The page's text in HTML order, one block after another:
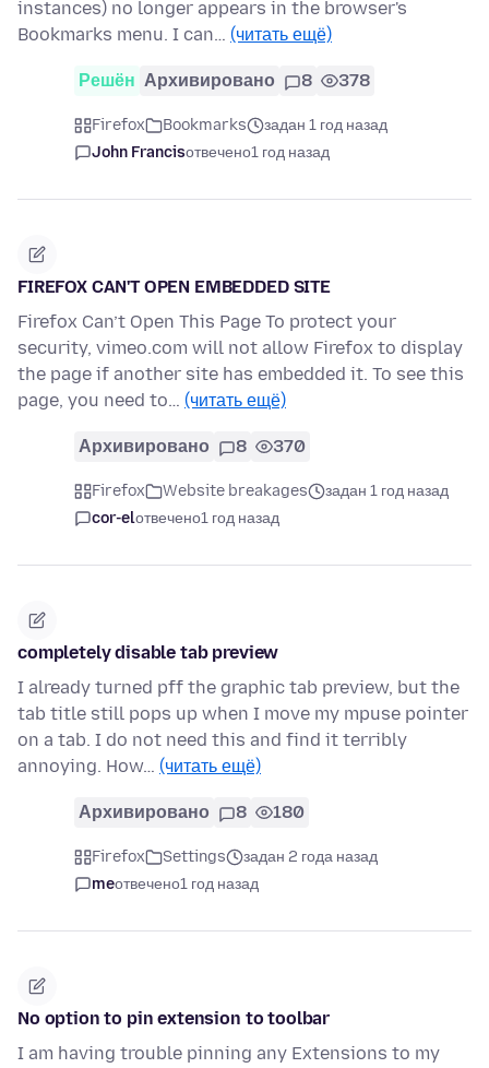
instances) no longer appears in the browser's
Bookmarks menu. I can… (читать ещё)
Решён Архивировано 8 378
Firefox Bookmarks
задан 1 год назад
John Francisотвечено1 год назад
FIREFOX CAN'T OPEN EMBEDDED SITE
Firefox Can’t Open This Page To protect your
security, vimeo.com will not allow Firefox to display
the page if another site has embedded it. To see this
page, you need to… (читать ещё)
Архивировано 8 370
Firefox Website breakages
задан 1 год назад
cor-elотвечено1 год назад
completely disable tab preview
I already turned pff the graphic tab preview, but the
tab title still pops up when I move my mpuse pointer
on a tab. I do not need this and find it terribly
annoying. How… (читать ещё)
Архивировано 8 180
Firefox Settings
задан 2 года назад
meотвечено1 год назад
No option to pin extension to toolbar
I am having trouble pinning any Extensions to my